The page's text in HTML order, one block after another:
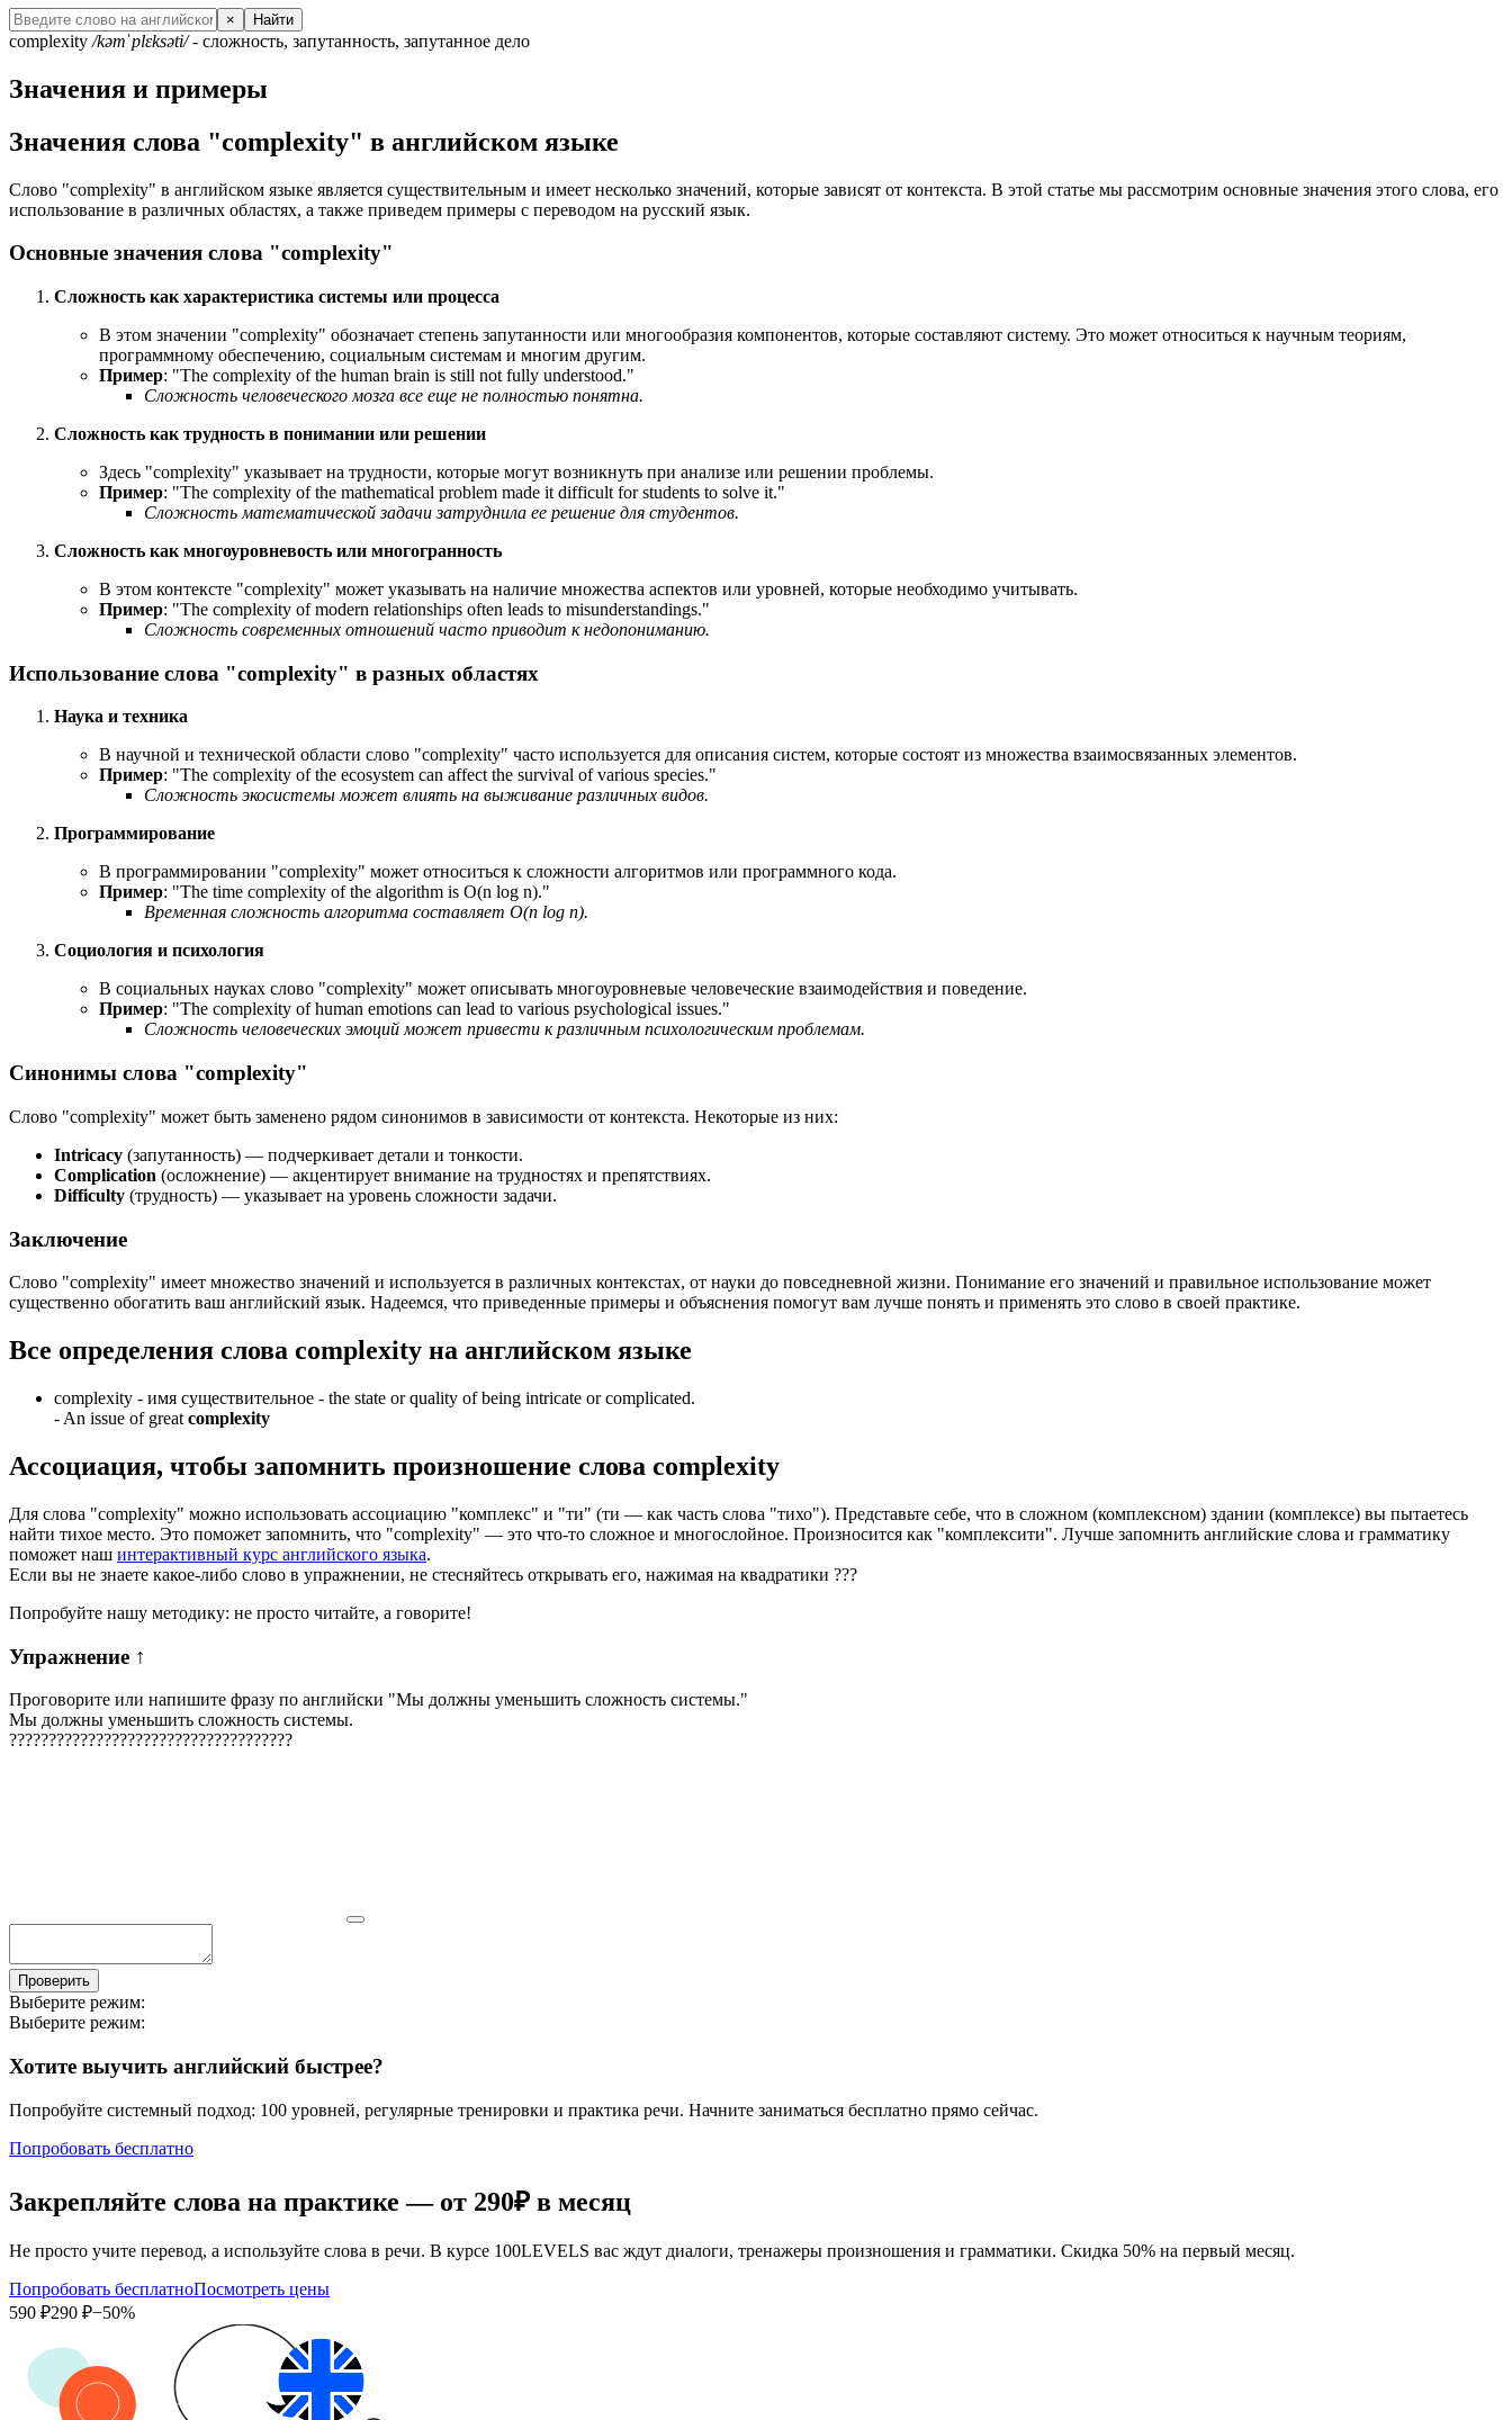
× Найти
complexity /kəmˈplɛksəti/- сложность, запутанность, запутанное дело
Значения и примеры
Значения слова "complexity" в английском языке
Слово "complexity" в английском языке является существительным и имеет несколько значений, которые зависят от контекста. В этой статье мы рассмотрим основные значения этого слова, его
использование в различных областях, а также приведем примеры с переводом на русский язык.
Основные значения слова "complexity"
Сложность как характеристика системы или процесса
В этом значении "complexity" обозначает степень запутанности или многообразия компонентов, которые составляют систему. Это может относиться к научным теориям,
программному обеспечению, социальным системам и многим другим.
Пример: "The complexity of the human brain is still not fully understood."
Сложность человеческого мозга все еще не полностью понятна.
Сложность как трудность в понимании или решении
Здесь "complexity" указывает на трудности, которые могут возникнуть при анализе или решении проблемы.
Пример: "The complexity of the mathematical problem made it difficult for students to solve it."
Сложность математической задачи затруднила ее решение для студентов.
Сложность как многоуровневость или многогранность
В этом контексте "complexity" может указывать на наличие множества аспектов или уровней, которые необходимо учитывать.
Пример: "The complexity of modern relationships often leads to misunderstandings."
Сложность современных отношений часто приводит к недопониманию.
Использование слова "complexity" в разных областях
Наука и техника
В научной и технической области слово "complexity" часто используется для описания систем, которые состоят из множества взаимосвязанных элементов.
Пример: "The complexity of the ecosystem can affect the survival of various species."
Сложность экосистемы может влиять на выживание различных видов.
Программирование
В программировании "complexity" может относиться к сложности алгоритмов или программного кода.
Пример: "The time complexity of the algorithm is O(n log n)."
Временная сложность алгоритма составляет O(n log n).
Социология и психология
В социальных науках слово "complexity" может описывать многоуровневые человеческие взаимодействия и поведение.
Пример: "The complexity of human emotions can lead to various psychological issues."
Сложность человеческих эмоций может привести к различным психологическим проблемам.
Синонимы слова "complexity"
Слово "complexity" может быть заменено рядом синонимов в зависимости от контекста. Некоторые из них:
Intricacy (запутанность) — подчеркивает детали и тонкости.
Complication (осложнение) — акцентирует внимание на трудностях и препятствиях.
Difficulty (трудность) — указывает на уровень сложности задачи.
Заключение
Слово "complexity" имеет множество значений и используется в различных контекстах, от науки до повседневной жизни. Понимание его значений и правильное использование может
существенно обогатить ваш английский язык. Надеемся, что приведенные примеры и объяснения помогут вам лучше понять и применять это слово в своей практике.
Все определения слова complexity на английском языке
complexity - имя существительное - the state or quality of being intricate or complicated.
- An issue of great complexity
Ассоциация, чтобы запомнить произношение слова complexity
Для слова "complexity" можно использовать ассоциацию "комплекс" и "ти" (ти — как часть слова "тихо"). Представьте себе, что в сложном (комплексном) здании (комплексе) вы пытаетесь
найти тихое место. Это поможет запомнить, что "complexity" — это что-то сложное и многослойное. Произносится как "комплексити". Лучше запомнить английские слова и грамматику
поможет наш интерактивный курс английского языка.
Если вы не знаете какое-либо слово в упражнении, не стесняйтесь открывать его, нажимая на квадратики ???
Попробуйте нашу методику: не просто читайте, а говорите!
Упражнение ↑
Проговорите или напишите фразу по английски "Мы должны уменьшить сложность системы."
Мы должны уменьшить сложность системы.
????????????????????????????????????
Проверить
Выберите режим:
Выберите режим:
Хотите выучить английский быстрее?
Попробуйте системный подход: 100 уровней, регулярные тренировки и практика речи. Начните заниматься бесплатно прямо сейчас.
Попробовать бесплатно
Закрепляйте слова на практике — от 290₽ в месяц
Не просто учите перевод, а используйте слова в речи. В курсе 100LEVELS вас ждут диалоги, тренажеры произношения и грамматики. Скидка 50% на первый месяц.
Попробовать бесплатноПосмотреть цены
590 ₽290 ₽−50%